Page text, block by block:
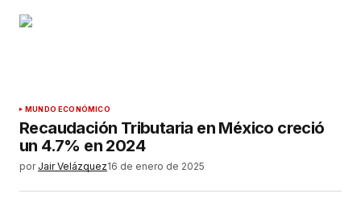
MUNDO ECONÓMICO
Recaudación Tributaria en México creció
un 4.7% en 2024
por Jair Velázquez16 de enero de 2025